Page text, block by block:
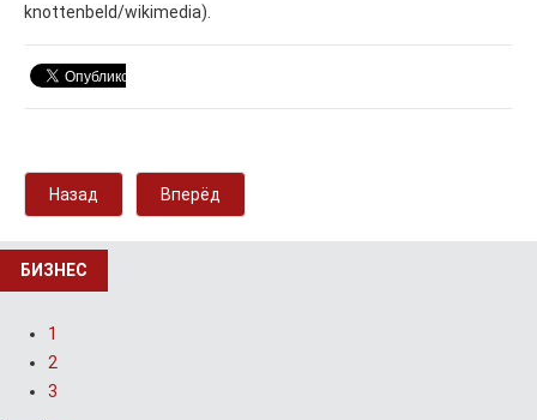
knottenbeld/wikimedia).
Назад Вперёд
БИЗНЕС
1
2
3